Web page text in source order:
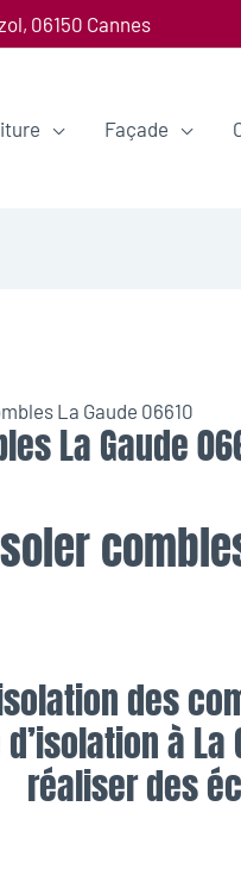
06150 Cannes
Façade
La Gaude 06610
La Gaude
des
à La
réaliser des